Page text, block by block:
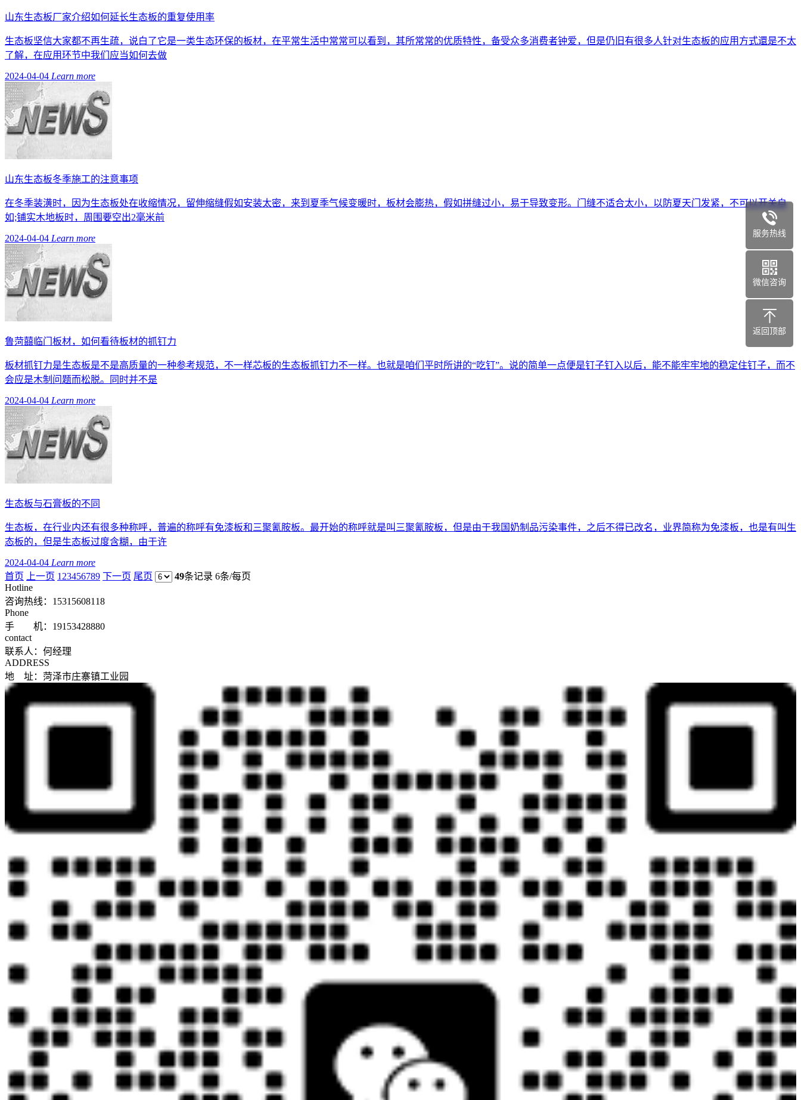
山东生态板厂家介绍如何延长生态板的重复使用率
生态板坚信大家都不再生疏，说白了它是一类生态环保的板材，在平常生活中常常可以看到，其所常常的优质特性，备受众多消费者钟爱，但是仍旧有很多人针对生态板的应用方式還是不太
了解，在应用环节中我们应当如何去做
2024-04-04 Learn more
山东生态板冬季施工的注意事项
在冬季装潢时，因为生态板处在收缩情况，留伸缩缝假如安装太密，来到夏季气候变暖时，板材会膨热，假如拼缝过小，易于导致变形。门缝不适合太小，以防夏天门发紧，不可以开关自
如;铺实木地板时，周围要空出2毫米前
2024-04-04 Learn more
鲁菏囍临门板材，如何看待板材的抓钉力
板材抓钉力是生态板是不是高质量的一种参考规范，不一样芯板的生态板抓钉力不一样。也就是咱们平时所讲的“吃钉”。说的简单一点便是钉子钉入以后，能不能牢牢地的稳定住钉子，而不
会应是木制问题而松脱。同时并不是
2024-04-04 Learn more
生态板与石膏板的不同
生态板，在行业内还有很多种称呼，普遍的称呼有免漆板和三聚氰胺板。最开始的称呼就是叫三聚氰胺板，但是由于我国奶制品污染事件，之后不得已改名，业界简称为免漆板，也是有叫生
态板的，但是生态板过度含糊，由于许
2024-04-04 Learn more
首页
上一页 1 23456789 下一页 尾页 49条记录 6条/每页
Hotline
咨询热线： 15315608118
Phone
手 机：19153428880
contact
联系人：何经理
ADDRESS
地 址：菏泽市庄寨镇工业园
服务热线
微信咨询
返回顶部